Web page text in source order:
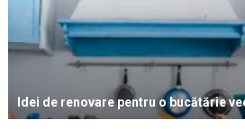
Idei de renovare pentru o bucătărie